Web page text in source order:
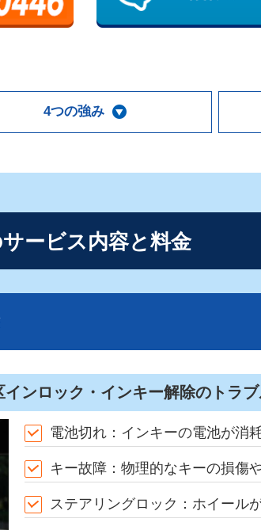
4つの強み
サービス内容と料金
インロック・インキー解除のトラ
電池切れ：インキーの電池が消
キー故障：物理的なキーの損傷や
ステアリングロック：ホイール